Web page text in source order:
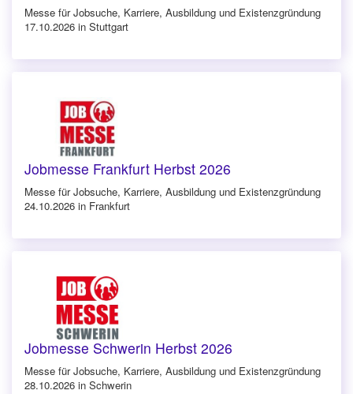
Messe für Jobsuche, Karriere, Ausbildung und Existenzgründung
17.10.2026 in Stuttgart
Jobmesse Frankfurt Herbst 2026
Messe für Jobsuche, Karriere, Ausbildung und Existenzgründung
24.10.2026 in Frankfurt
Jobmesse Schwerin Herbst 2026
Messe für Jobsuche, Karriere, Ausbildung und Existenzgründung
28.10.2026 in Schwerin